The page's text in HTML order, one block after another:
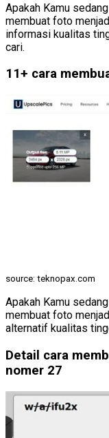
Apakah Kamu
membuat foto
informasi kualitas
cari.
11+ cara
source: teknopax.com
Apakah Kamu
membuat foto
alternatif kualitas
Detail cara
nomer 27